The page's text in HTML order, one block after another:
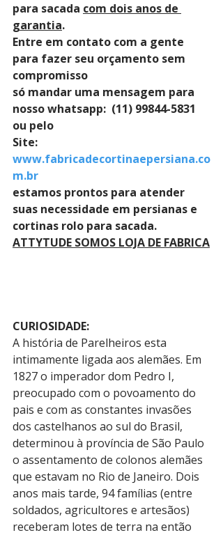
para sacada com dois anos de
garantia.
Entre em contato com a gente
para fazer seu orçamento sem
compromisso
só mandar uma mensagem para
nosso whatsapp:  (11) 99844-5831
ou pelo
Site:
www.fabricadecortinaepersiana.co
m.br
estamos prontos para atender
suas necessidade em persianas e
cortinas rolo para sacada.
ATTYTUDE SOMOS LOJA DE FABRICA
CURIOSIDADE:
A história de Parelheiros esta
intimamente ligada aos alemães. Em
1827 o imperador dom Pedro I,
preocupado com o povoamento do
pais e com as constantes invasões
dos castelhanos ao sul do Brasil,
determinou à província de São Paulo
o assentamento de colonos alemães
que estavam no Rio de Janeiro. Dois
anos mais tarde, 94 famílias (entre
soldados, agricultores e artesãos)
receberam lotes de terra na então